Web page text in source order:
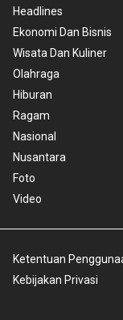
Headlines
Ekonomi Dan Bisnis
Wisata Dan Kuliner
Olahraga
Hiburan
Ragam
Nasional
Nusantara
Foto
Video
Ketentuan
Kebijakan Privasi